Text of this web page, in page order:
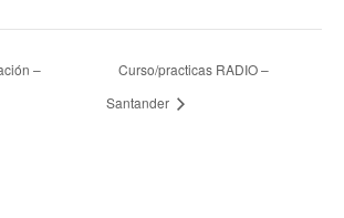
–
Curso/practicas RADIO –
Santander